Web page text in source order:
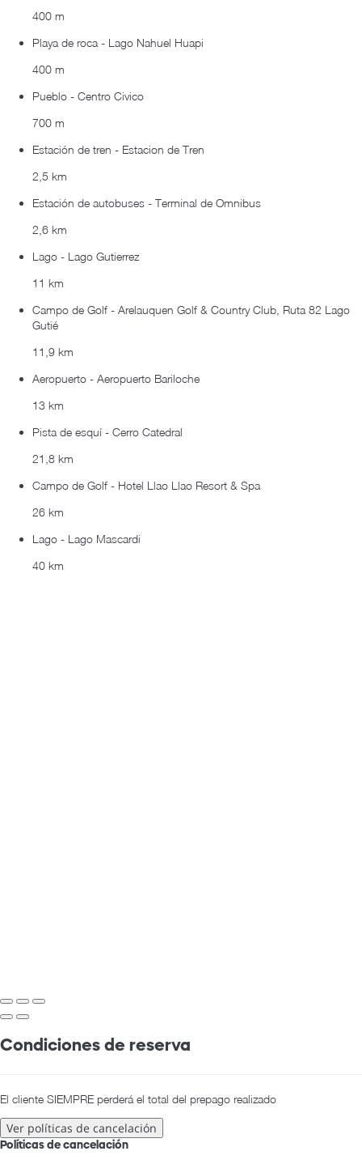
400 m
Playa de roca - Lago Nahuel Huapi
400 m
Pueblo - Centro Civico
700 m
Estación de tren - Estacion de Tren
2,5 km
Estación de autobuses - Terminal de Omnibus
2,6 km
Lago - Lago Gutierrez
11 km
Campo de Golf - Arelauquen Golf & Country Club, Ruta 82 Lago
Gutié
11,9 km
Aeropuerto - Aeropuerto Bariloche
13 km
Pista de esquí - Cerro Catedral
21,8 km
Campo de Golf - Hotel Llao Llao Resort & Spa
26 km
Lago - Lago Mascardi
40 km
Condiciones de reserva
El cliente SIEMPRE perderá el total del prepago realizado
Ver políticas de cancelación
Políticas de cancelación